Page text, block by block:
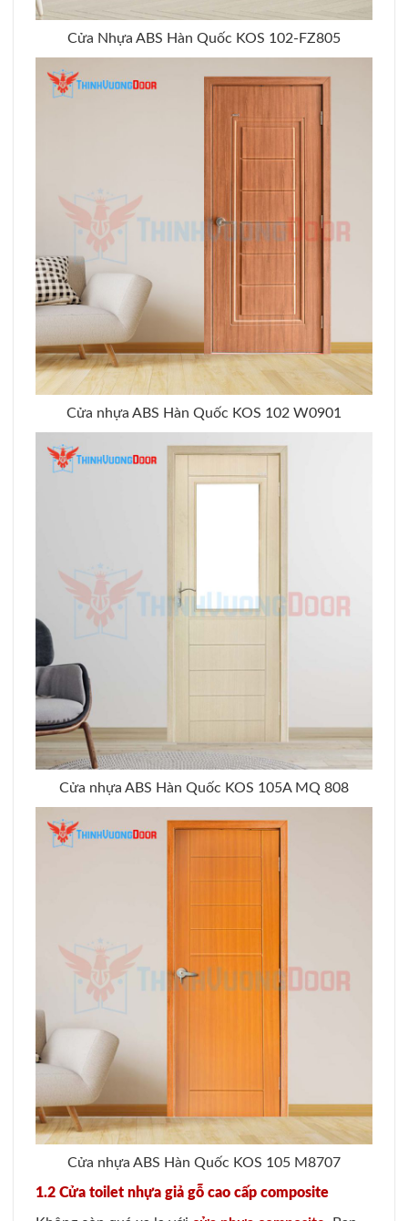
Cửa Nhựa ABS Hàn Quốc KOS 102-FZ805
Cửa nhựa ABS Hàn Quốc KOS 102 W0901
Cửa nhựa ABS Hàn Quốc KOS 105A MQ 808
Cửa nhựa ABS Hàn Quốc KOS 105 M8707
1.2 Cửa toilet nhựa giả gỗ cao cấp composite